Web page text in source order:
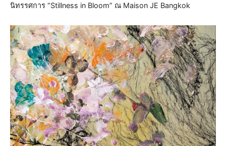
นิทรรศการ “Stillness in Bloom” ณ Maison JE Bangkok